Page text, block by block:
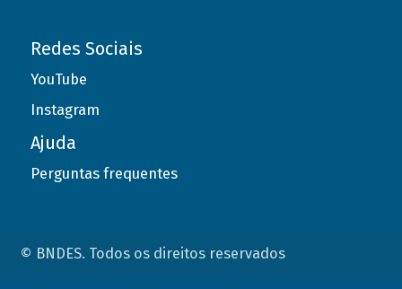
Redes Sociais
YouTube
Instagram
Ajuda
Perguntas frequentes
© BNDES. Todos os direitos reservados